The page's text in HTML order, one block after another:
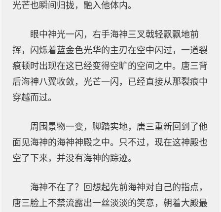
光芒也瞬间归拢，融入他体内。
眼中神光一闪，右手海神三叉戟轻飘飘地前
挥，闪烁着蓝金色光华的主刃在空中闪过，一道裂
痕顿时出现在这已经变得空旷的空间之中。唐三背
后海神八翼收敛，光芒一闪，已经直接从那裂痕中
穿越而过。
周围景物一变，脚踏实地，唐三重新回到了他
面见海神的海神神殿之中。只不过，现在这神殿也
空了下来，并没有海神的踪迹。
海神不在了？回想起先前海神对自己的指点，
唐三脸上不禁流露出一丝淡淡的笑意，朝着大殿最